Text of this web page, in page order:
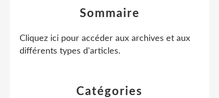
Catégories
Sommaire
Cliquez ici pour accéder aux archives et aux
différents types d'articles.